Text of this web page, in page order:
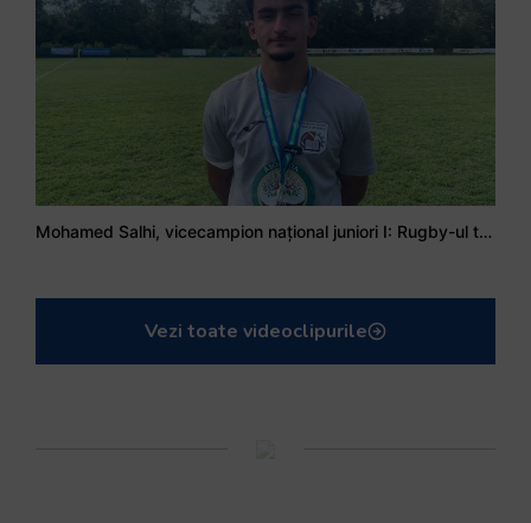
Mohamed Salhi, vicecampion național juniori I: Rugby-ul te învață să accepți și înfrângerile
Vezi toate videoclipurile